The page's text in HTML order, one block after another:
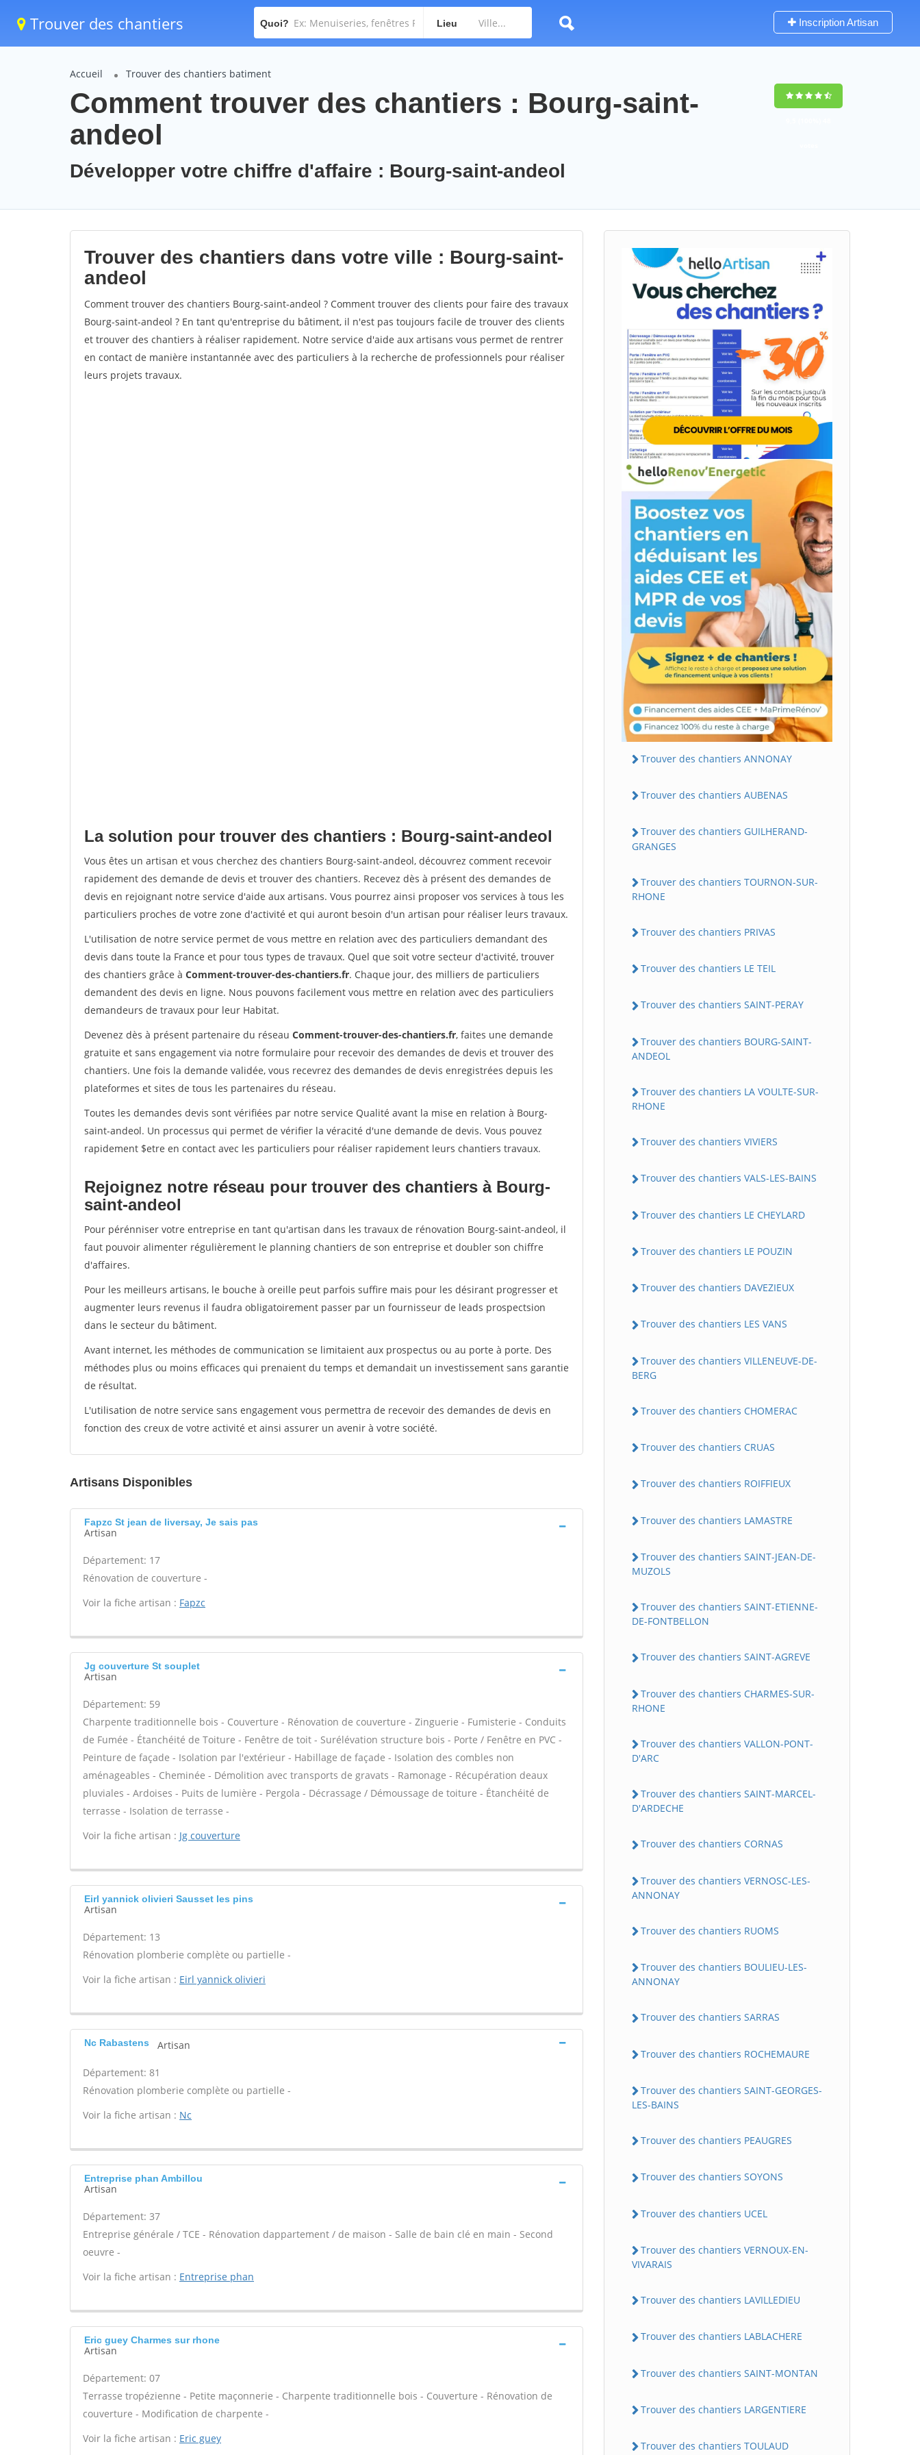
Trouver des chantiers Quoi? Lieu Inscription Artisan
Accueil Trouver des chantiers batiment
Comment trouver des chantiers : Bourg-saint-
andeol
Développer votre chiffre d'affaire : Bourg-saint-andeol
Trouver des chantiers dans votre ville : Bourg-saint-
andeol
Comment trouver des chantiers Bourg-saint-andeol ? Comment trouver des clients pour faire des travaux
Bourg-saint-andeol ? En tant qu'entreprise du bâtiment, il n'est pas toujours facile de trouver des clients
et trouver des chantiers à réaliser rapidement. Notre service d'aide aux artisans vous permet de rentrer
en contact de manière instantannée avec des particuliers à la recherche de professionnels pour réaliser
leurs projets travaux.
La solution pour trouver des chantiers : Bourg-saint-andeol
Vous êtes un artisan et vous cherchez des chantiers Bourg-saint-andeol, découvrez comment recevoir
rapidement des demande de devis et trouver des chantiers. Recevez dès à présent des demandes de
devis en rejoignant notre service d'aide aux artisans. Vous pourrez ainsi proposer vos services à tous les
particuliers proches de votre zone d'activité et qui auront besoin d'un artisan pour réaliser leurs travaux.
L'utilisation de notre service permet de vous mettre en relation avec des particuliers demandant des
devis dans toute la France et pour tous types de travaux. Quel que soit votre secteur d'activité, trouver
des chantiers grâce à Comment-trouver-des-chantiers.fr. Chaque jour, des milliers de particuliers
demandent des devis en ligne. Nous pouvons facilement vous mettre en relation avec des particuliers
demandeurs de travaux pour leur Habitat.
Devenez dès à présent partenaire du réseau Comment-trouver-des-chantiers.fr, faites une demande
gratuite et sans engagement via notre formulaire pour recevoir des demandes de devis et trouver des
chantiers. Une fois la demande validée, vous recevrez des demandes de devis enregistrées depuis les
plateformes et sites de tous les partenaires du réseau.
Toutes les demandes devis sont vérifiées par notre service Qualité avant la mise en relation à Bourg-
saint-andeol. Un processus qui permet de vérifier la véracité d'une demande de devis. Vous pouvez
rapidement $etre en contact avec les particuliers pour réaliser rapidement leurs chantiers travaux.
Rejoignez notre réseau pour trouver des chantiers à Bourg-
saint-andeol
Pour pérénniser votre entreprise en tant qu'artisan dans les travaux de rénovation Bourg-saint-andeol, il
faut pouvoir alimenter régulièrement le planning chantiers de son entreprise et doubler son chiffre
d'affaires.
Pour les meilleurs artisans, le bouche à oreille peut parfois suffire mais pour les désirant progresser et
augmenter leurs revenus il faudra obligatoirement passer par un fournisseur de leads prospectsion
dans le secteur du bâtiment.
Avant internet, les méthodes de communication se limitaient aux prospectus ou au porte à porte. Des
méthodes plus ou moins efficaces qui prenaient du temps et demandait un investissement sans garantie
de résultat.
L'utilisation de notre service sans engagement vous permettra de recevoir des demandes de devis en
fonction des creux de votre activité et ainsi assurer un avenir à votre société.
Artisans Disponibles
Fapzc St jean de liversay, Je sais pas
Artisan
Département: 17
Rénovation de couverture -
Voir la fiche artisan : Fapzc
Jg couverture St souplet
Artisan
Département: 59
Charpente traditionnelle bois - Couverture - Rénovation de couverture - Zinguerie - Fumisterie - Conduits
de Fumée - Étanchéité de Toiture - Fenêtre de toit - Surélévation structure bois - Porte / Fenêtre en PVC -
Peinture de façade - Isolation par l'extérieur - Habillage de façade - Isolation des combles non
aménageables - Cheminée - Démolition avec transports de gravats - Ramonage - Récupération deaux
pluviales - Ardoises - Puits de lumière - Pergola - Décrassage / Démoussage de toiture - Étanchéité de
terrasse - Isolation de terrasse -
Voir la fiche artisan : Jg couverture
Eirl yannick olivieri Sausset les pins
Artisan
Département: 13
Rénovation plomberie complète ou partielle -
Voir la fiche artisan : Eirl yannick olivieri
Nc Rabastens Artisan
Département: 81
Rénovation plomberie complète ou partielle -
Voir la fiche artisan : Nc
Entreprise phan Ambillou
Artisan
Département: 37
Entreprise générale / TCE - Rénovation dappartement / de maison - Salle de bain clé en main - Second
oeuvre -
Voir la fiche artisan : Entreprise phan
Eric guey Charmes sur rhone
Artisan
Département: 07
Terrasse tropézienne - Petite maçonnerie - Charpente traditionnelle bois - Couverture - Rénovation de
couverture - Modification de charpente -
Voir la fiche artisan : Eric guey
Trouver des chantiers ANNONAY
Trouver des chantiers AUBENAS
Trouver des chantiers GUILHERAND-
GRANGES
Trouver des chantiers TOURNON-SUR-
RHONE
Trouver des chantiers PRIVAS
Trouver des chantiers LE TEIL
Trouver des chantiers SAINT-PERAY
Trouver des chantiers BOURG-SAINT-
ANDEOL
Trouver des chantiers LA VOULTE-SUR-
RHONE
Trouver des chantiers VIVIERS
Trouver des chantiers VALS-LES-BAINS
Trouver des chantiers LE CHEYLARD
Trouver des chantiers LE POUZIN
Trouver des chantiers DAVEZIEUX
Trouver des chantiers LES VANS
Trouver des chantiers VILLENEUVE-DE-
BERG
Trouver des chantiers CHOMERAC
Trouver des chantiers CRUAS
Trouver des chantiers ROIFFIEUX
Trouver des chantiers LAMASTRE
Trouver des chantiers SAINT-JEAN-DE-
MUZOLS
Trouver des chantiers SAINT-ETIENNE-
DE-FONTBELLON
Trouver des chantiers SAINT-AGREVE
Trouver des chantiers CHARMES-SUR-
RHONE
Trouver des chantiers VALLON-PONT-
D'ARC
Trouver des chantiers SAINT-MARCEL-
D'ARDECHE
Trouver des chantiers CORNAS
Trouver des chantiers VERNOSC-LES-
ANNONAY
Trouver des chantiers RUOMS
Trouver des chantiers BOULIEU-LES-
ANNONAY
Trouver des chantiers SARRAS
Trouver des chantiers ROCHEMAURE
Trouver des chantiers SAINT-GEORGES-
LES-BAINS
Trouver des chantiers PEAUGRES
Trouver des chantiers SOYONS
Trouver des chantiers UCEL
Trouver des chantiers VERNOUX-EN-
VIVARAIS
Trouver des chantiers LAVILLEDIEU
Trouver des chantiers LABLACHERE
Trouver des chantiers SAINT-MONTAN
Trouver des chantiers LARGENTIERE
Trouver des chantiers TOULAUD